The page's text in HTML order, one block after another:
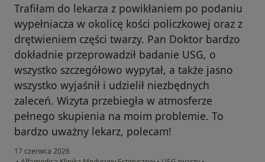
Trafiłam do lekarza z powikłaniem po podaniu
wypełniacza w okolicę kości policzkowej oraz z
drętwieniem części twarzy. Pan Doktor bardzo
dokładnie przeprowadził badanie USG, o
wszystko szczegółowo wypytał, a także jasno
wszystko wyjaśnił i udzielił niezbędnych
zaleceń. Wizyta przebiegła w atmosferze
pełnego skupienia na moim problemie. To
bardzo uważny lekarz, polecam!
17 czerwca 2026